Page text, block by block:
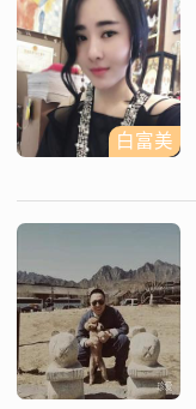
白富美